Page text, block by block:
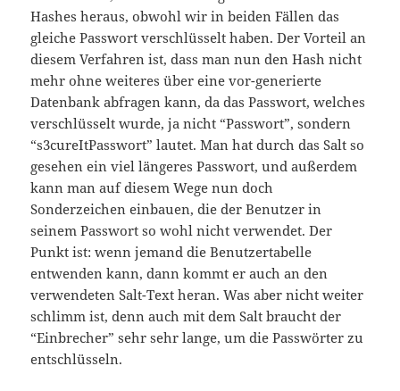
Hashes heraus, obwohl wir in beiden Fällen das
gleiche Passwort verschlüsselt haben. Der Vorteil an
diesem Verfahren ist, dass man nun den Hash nicht
mehr ohne weiteres über eine vor-generierte
Datenbank abfragen kann, da das Passwort, welches
verschlüsselt wurde, ja nicht “Passwort”, sondern
“s3cureItPasswort” lautet. Man hat durch das Salt so
gesehen ein viel längeres Passwort, und außerdem
kann man auf diesem Wege nun doch
Sonderzeichen einbauen, die der Benutzer in
seinem Passwort so wohl nicht verwendet. Der
Punkt ist: wenn jemand die Benutzertabelle
entwenden kann, dann kommt er auch an den
verwendeten Salt-Text heran. Was aber nicht weiter
schlimm ist, denn auch mit dem Salt braucht der
“Einbrecher” sehr sehr lange, um die Passwörter zu
entschlüsseln.